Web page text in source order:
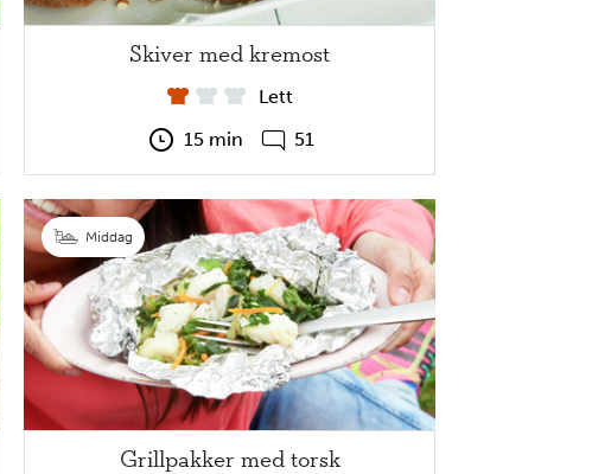
Skiver med kremost
Lett
15 min
51
Middag
Grillpakker med torsk